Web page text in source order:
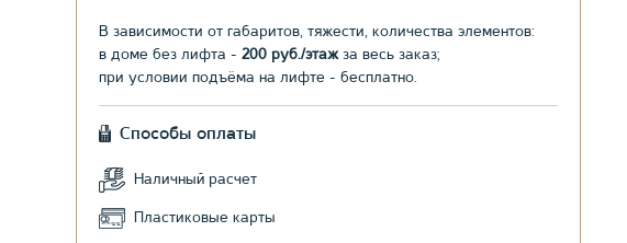
В зависимости от габаритов, тяжести, количества элементов:
в доме без лифта - 200 руб./этажза весь заказ;
при условии подъёма на лифте - бесплатно.
Способы оплаты
Наличный расчет
Пластиковые карты